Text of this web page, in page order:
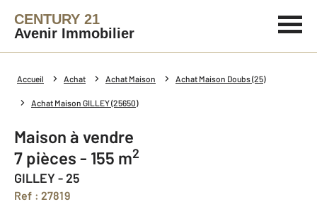
CENTURY 21
Avenir Immobilier
Accueil Achat Achat Maison Achat Maison Doubs (25)
Achat Maison GILLEY (25650)
Maison à vendre
7 pièces - 155 m2
GILLEY - 25
Ref : 27819